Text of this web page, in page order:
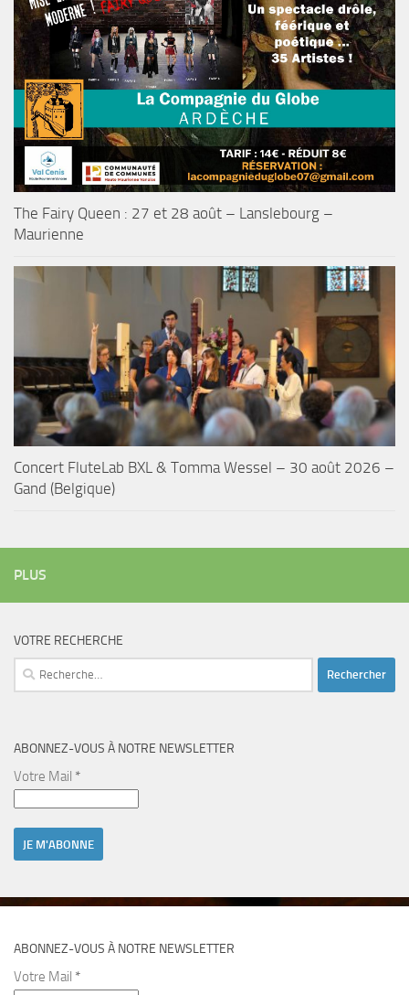
The Fairy Queen : 27 et 28 août – Lanslebourg –
Maurienne
Concert FluteLab BXL & Tomma Wessel – 30 août 2026 –
Gand (Belgique)
PLUS
VOTRE RECHERCHE
Rechercher :
ABONNEZ-VOUS À NOTRE NEWSLETTER
Votre Mail *
ABONNEZ-VOUS À NOTRE NEWSLETTER
Votre Mail *